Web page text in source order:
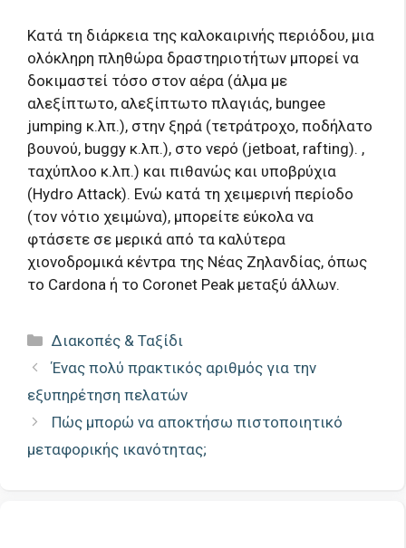
Κατά τη διάρκεια της καλοκαιρινής περιόδου, μια
ολόκληρη πληθώρα δραστηριοτήτων μπορεί να
δοκιμαστεί τόσο στον αέρα (άλμα με
αλεξίπτωτο, αλεξίπτωτο πλαγιάς, bungee
jumping κ.λπ.), στην ξηρά (τετράτροχο, ποδήλατο
βουνού, buggy κ.λπ.), στο νερό (jetboat, rafting). ,
ταχύπλοο κ.λπ.) και πιθανώς και υποβρύχια
(Hydro Attack). Ενώ κατά τη χειμερινή περίοδο
(τον νότιο χειμώνα), μπορείτε εύκολα να
φτάσετε σε μερικά από τα καλύτερα
χιονοδρομικά κέντρα της Νέας Ζηλανδίας, όπως
το Cardona ή το Coronet Peak μεταξύ άλλων.
Κατηγορίες
Διακοπές & Ταξίδι
Ένας πολύ πρακτικός αριθμός για την
εξυπηρέτηση πελατών
Πώς μπορώ να αποκτήσω πιστοποιητικό
μεταφορικής ικανότητας;